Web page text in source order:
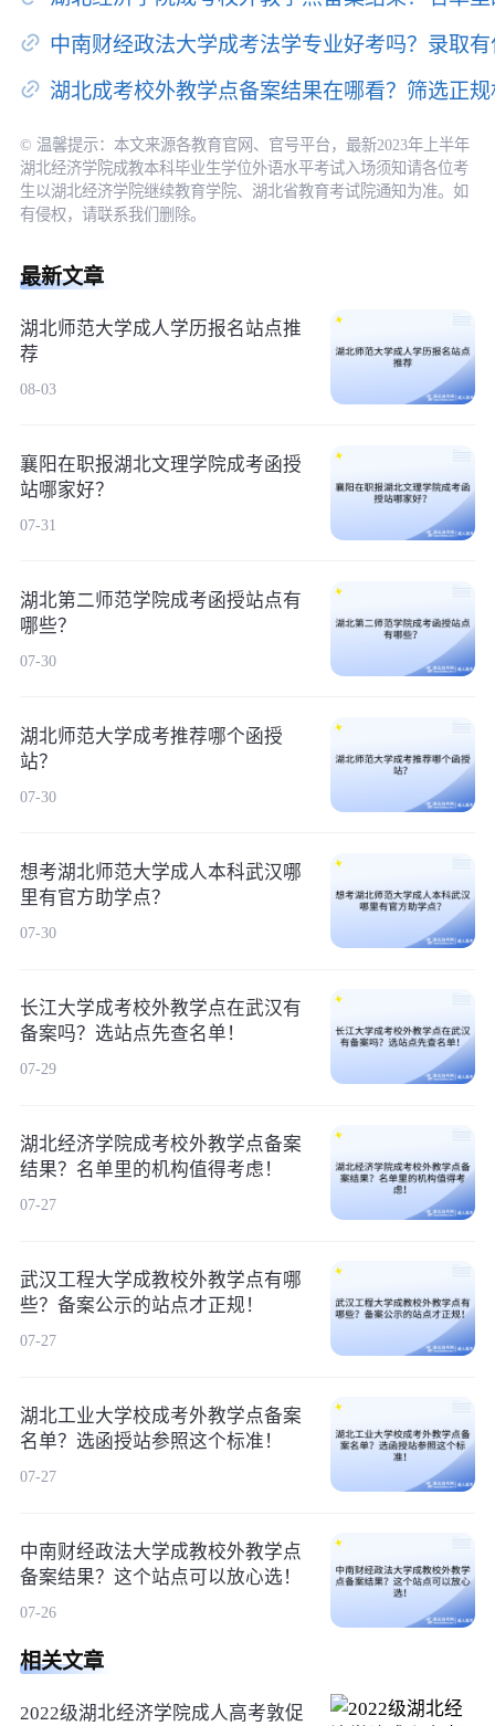
中南财经政法大学成考法学专业好考吗？录取
湖北成考校外教学点备案结果在哪看？筛选正
© 温馨提示：本文来源各教育官网、官号平台，最新2023年上半年
湖北经济学院成教本科毕业生学位外语水平考试入场须知请各位考
生以湖北经济学院继续教育学院、湖北省教育考试院通知为准。如
有侵权，请联系我们删除。
最新文章
湖北师范大学成人学历报名站点推
荐
08-03
襄阳在职报湖北文理学院成考函授
站哪家好？
07-31
湖北第二师范学院成考函授站点有
哪些？
07-30
湖北师范大学成考推荐哪个函授
站？
07-30
想考湖北师范大学成人本科武汉哪
里有官方助学点？
07-30
长江大学成考校外教学点在武汉有
备案吗？选站点先查名单！
07-29
湖北经济学院成考校外教学点备案
结果？名单里的机构值得考虑！
07-27
武汉工程大学成教校外教学点有哪
些？备案公示的站点才正规！
07-27
湖北工业大学校成考外教学点备案
名单？选函授站参照这个标准！
07-27
中南财经政法大学成教校外教学点
备案结果？这个站点可以放心选！
07-26
相关文章
2022级湖北经济学院成人高考敦促